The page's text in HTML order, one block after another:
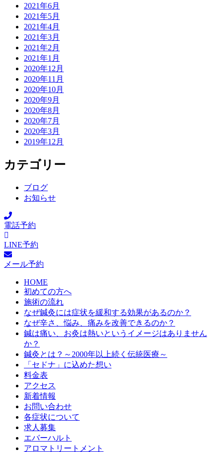
2021年6月
2021年5月
2021年4月
2021年3月
2021年2月
2021年1月
2020年12月
2020年11月
2020年10月
2020年9月
2020年8月
2020年7月
2020年3月
2019年12月
カテゴリー
ブログ
お知らせ
電話予約
LINE予約
メール予約
HOME
初めての方へ
施術の流れ
なぜ鍼灸には症状を緩和する効果があるのか？
なぜ辛さ、悩み、痛みを改善できるのか？
鍼は痛い、お灸は熱いというイメージはありません
か？
鍼灸とは？～2000年以上続く伝統医療～
「セドナ」に込めた想い
料金表
アクセス
新着情報
お問い合わせ
各症状について
求人募集
エバーハルト
アロマトリートメント